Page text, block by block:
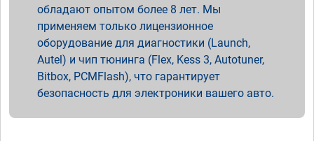
обладают опытом более 8 лет. Мы
применяем только лицензионное
оборудование для диагностики (Launch,
Autel) и чип тюнинга (Flex, Kess 3, Autotuner,
Bitbox, PCMFlash), что гарантирует
безопасность для электроники вашего авто.